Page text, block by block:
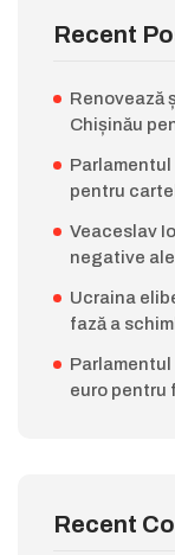
Recent
Renovează
Chișinău
pentru
Veaceslav
negative
Ucraina
fază a
Parlamentul
euro pentru
Recent